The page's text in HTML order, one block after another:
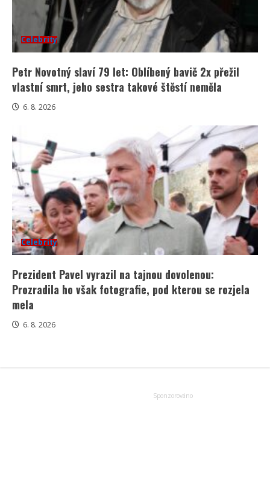
Celebrity
Petr Novotný slaví 79 let: Oblíbený bavič 2x přežil
vlastní smrt, jeho sestra takové štěstí neměla
6. 8. 2026
Celebrity
Prezident Pavel vyrazil na tajnou dovolenou:
Prozradila ho však fotografie, pod kterou se rozjela
mela
6. 8. 2026